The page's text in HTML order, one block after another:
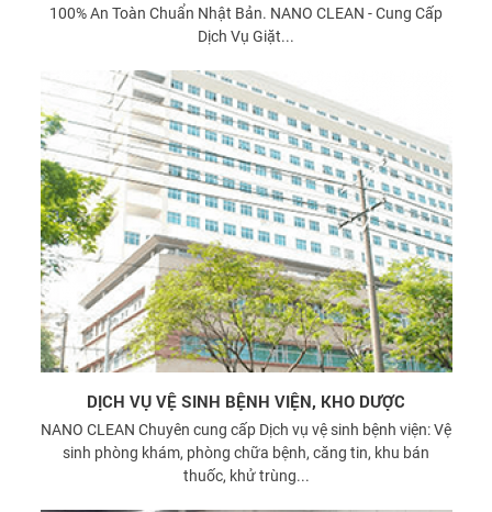
100% An Toàn Chuẩn Nhật Bản. NANO CLEAN - Cung Cấp
Dịch Vụ Giặt...
DỊCH VỤ VỆ SINH BỆNH VIỆN, KHO DƯỢC
NANO CLEAN Chuyên cung cấp Dịch vụ vệ sinh bệnh viện: Vệ
sinh phòng khám, phòng chữa bệnh, căng tin, khu bán
thuốc, khử trùng...